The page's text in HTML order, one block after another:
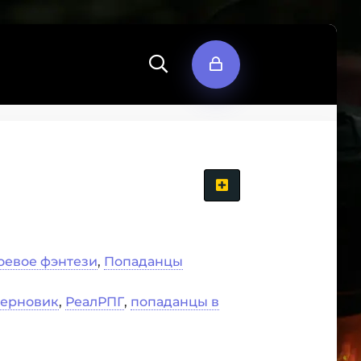
фэнтези, Попаданцы
, РеалРПГ, попаданцы в